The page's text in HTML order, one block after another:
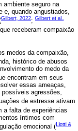
ambiente seguro na
e, quando angustiados,
Gilbert, 2022; Gilbert et al.,
receberam compaixão
medos da compaixão,
histórico de abusos
do medo da
encontram em seus
essas ameaças,
possíveis agressões,
de estresse ativam
a falta de experiências
íntimos com
emocional ( Liotti &